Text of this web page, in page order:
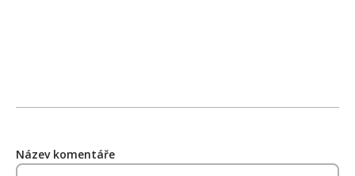
Název komentáře